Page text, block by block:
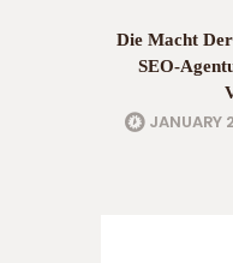
Die Macht
SEO-
JANUARY